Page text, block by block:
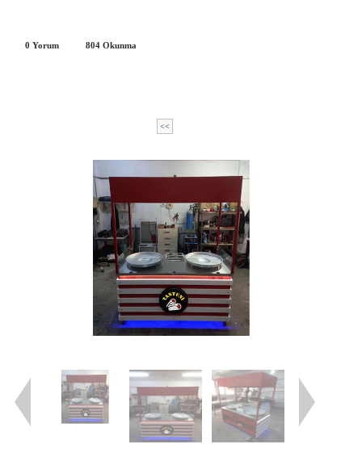
0 Yorum 804 Okunma
<<